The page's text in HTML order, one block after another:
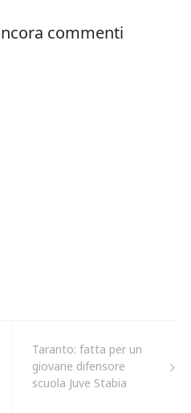
Taranto: fatta per un
giovane difensore
scuola Juve Stabia